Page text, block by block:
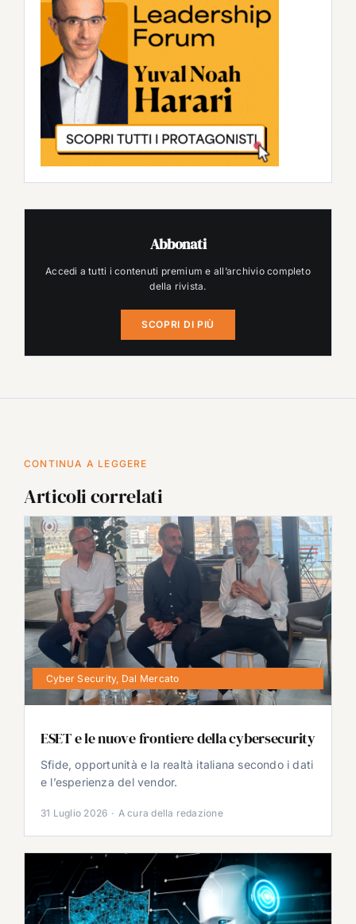
Abbonati
Accedi a tutti i contenuti premium e all’archivio completo
della rivista.
SCOPRI DI PIÙ
CONTINUA A LEGGERE
Articoli correlati
Cyber Security, Dal Mercato
ESET e le nuove frontiere della cybersecurity
Sfide, opportunità e la realtà italiana secondo i dati
e l’esperienza del vendor.
31 Luglio 2026 · A cura della redazione